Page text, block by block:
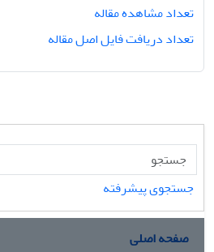
تعداد مشاهده مقاله
تعداد دریافت فایل اصل مقاله
جستجوی پیشرفته
صفحه اصلی